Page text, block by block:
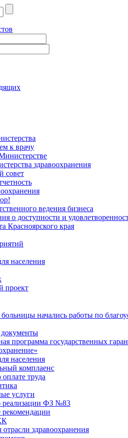
к врачу
здравоохранения
совет
ведения бизнеса
о доступности и
Красноярского края
населения
проект
начались работы по
программа государственных
населения
комплаенс
труда
услуги
реализации ФЗ №83
здравоохранения